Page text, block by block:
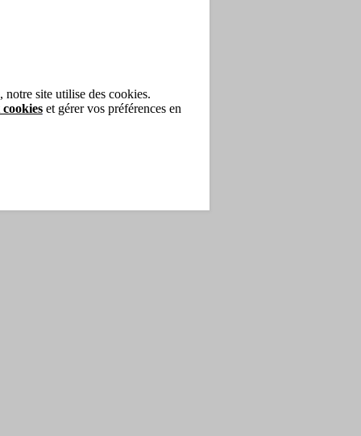
notre site utilise des cookies.
et gérer vos préférences en